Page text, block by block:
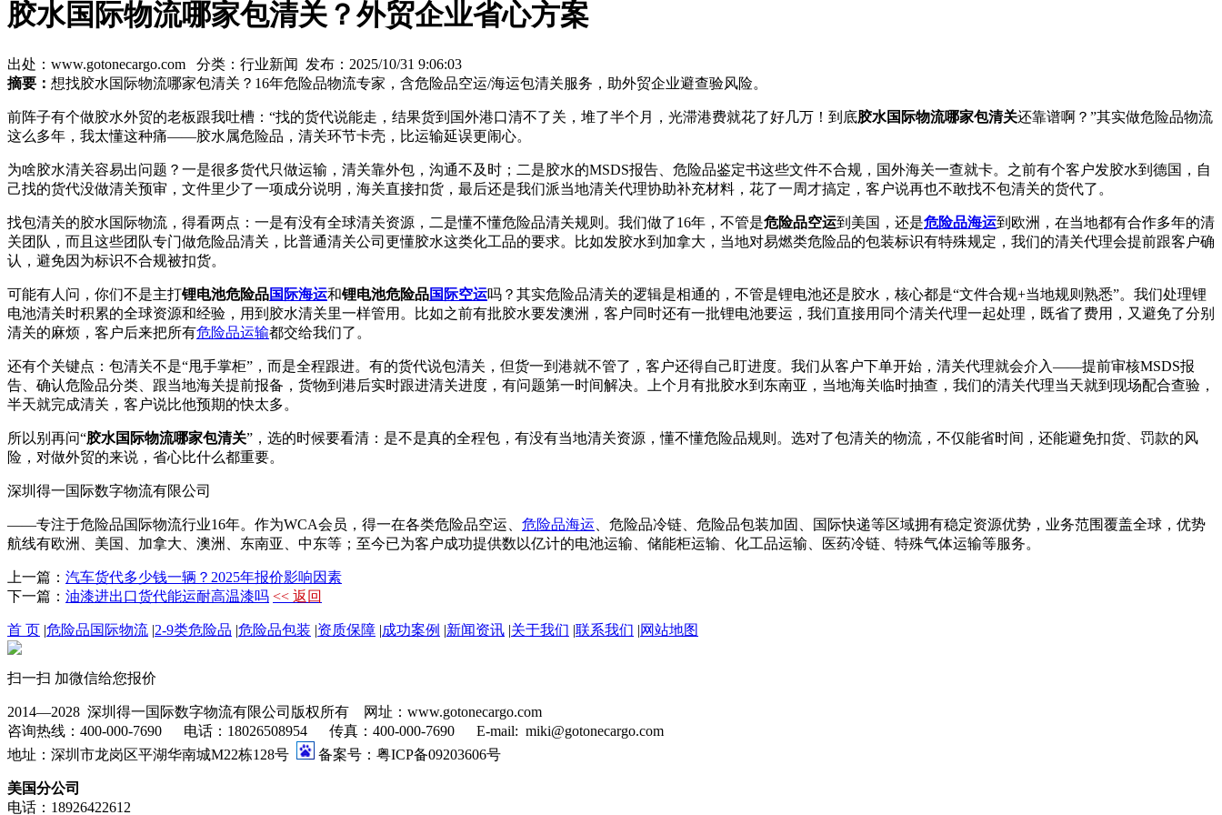
胶水国际物流哪家包清关？外贸企业省心方案
出处：www.gotonecargo.com 分类：行业新闻 发布：2025/10/31 9:06:03
摘要： 想找胶水国际物流哪家包清关？16年危险品物流专家，含危险品空运/海运包清关服务，助外贸企业避查验风险。
前阵子有个做胶水外贸的老板跟我吐槽：“找的货代说能走，结果货到国外港口清不了关，堆了半个月，光滞港费就花了好几万！到底胶水国际物流哪家包清关还靠谱啊？”其实做危险品物流
这么多年，我太懂这种痛——胶水属危险品，清关环节卡壳，比运输延误更闹心。
为啥胶水清关容易出问题？一是很多货代只做运输，清关靠外包，沟通不及时；二是胶水的MSDS报告、危险品鉴定书这些文件不合规，国外海关一查就卡。之前有个客户发胶水到德国，自
己找的货代没做清关预审，文件里少了一项成分说明，海关直接扣货，最后还是我们派当地清关代理协助补充材料，花了一周才搞定，客户说再也不敢找不包清关的货代了。
找包清关的胶水国际物流，得看两点：一是有没有全球清关资源，二是懂不懂危险品清关规则。我们做了16年，不管是危险品空运到美国，还是危险品海运到欧洲，在当地都有合作多年的清
关团队，而且这些团队专门做危险品清关，比普通清关公司更懂胶水这类化工品的要求。比如发胶水到加拿大，当地对易燃类危险品的包装标识有特殊规定，我们的清关代理会提前跟客户确
认，避免因为标识不合规被扣货。
可能有人问，你们不是主打锂电池危险品国际海运和锂电池危险品国际空运吗？其实危险品清关的逻辑是相通的，不管是锂电池还是胶水，核心都是“文件合规+当地规则熟悉”。我们处理锂
电池清关时积累的全球资源和经验，用到胶水清关里一样管用。比如之前有批胶水要发澳洲，客户同时还有一批锂电池要运，我们直接用同个清关代理一起处理，既省了费用，又避免了分别
清关的麻烦，客户后来把所有危险品运输都交给我们了。
还有个关键点：包清关不是“甩手掌柜”，而是全程跟进。有的货代说包清关，但货一到港就不管了，客户还得自己盯进度。我们从客户下单开始，清关代理就会介入——提前审核MSDS报
告、确认危险品分类、跟当地海关提前报备，货物到港后实时跟进清关进度，有问题第一时间解决。上个月有批胶水到东南亚，当地海关临时抽查，我们的清关代理当天就到现场配合查验，
半天就完成清关，客户说比他预期的快太多。
所以别再问“胶水国际物流哪家包清关”，选的时候要看清：是不是真的全程包，有没有当地清关资源，懂不懂危险品规则。选对了包清关的物流，不仅能省时间，还能避免扣货、罚款的风
险，对做外贸的来说，省心比什么都重要。
深圳得一国际数字物流有限公司
——专注于危险品国际物流行业16年。作为WCA会员，得一在各类危险品空运、 危险品海运 、危险品冷链、危险品包装加固、国际快递等区域拥有稳定资源优势，业务范围覆盖全球，优势
航线有欧洲、美国、加拿大、澳洲、东南亚、中东等；至今已为客户成功提供数以亿计的电池运输、储能柜运输、化工品运输、医药冷链、特殊气体运输等服务。
上一篇： 汽车货代多少钱一辆？2025年报价影响因素
下一篇： 油漆进出口货代能运耐高温漆吗 << 返回
首 页 |危险品国际物流 |2-9类危险品 |危险品包装 |资质保障 |成功案例 |新闻资讯 |关于我们 |联系我们 |网站地图
扫一扫 加微信给您报价
2014—2028 深圳得一国际数字物流有限公司版权所有 网址：www.gotonecargo.com
咨询热线：400-000-7690 电话：18026508954 传真：400-000-7690 E-mail: miki@gotonecargo.com
地址：深圳市龙岗区平湖华南城M22栋128号
备案号：粤ICP备09203606号
美国分公司
电话：18926422612